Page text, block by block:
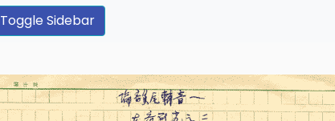
Toggle Sidebar